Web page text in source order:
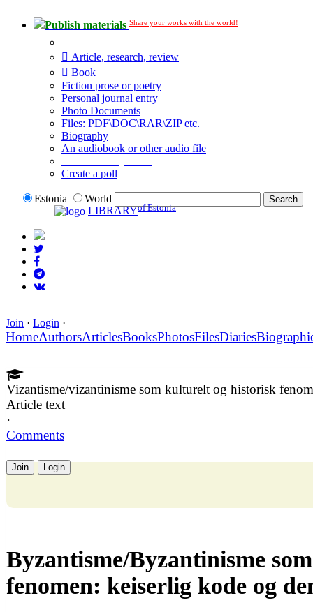
Publish materials Share your works with the world!
Article, research, review
Book
Fiction prose or poetry
Personal journal entry
Photo Documents
Files: PDF\DOC\RAR\ZIP etc.
Biography
An audiobook or other audio file
Create a poll
Estonia
World
LIBRARYof Estonia
Join · Login ·
HomeAuthorsArticlesBooksPhotosFilesDiaries
Vizantisme/vizantinisme som kulturelt og historisk
Article text
·
Comments
Join Login
Byzantisme/Byzantinisme
fenomen: keiserlig kode og